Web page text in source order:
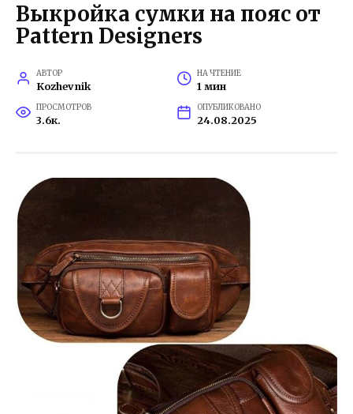
Выкройка сумки на пояс от
Pattern Designers
АВТОР
Kozhevnik
НА ЧТЕНИЕ
1 мин
ПРОСМОТРОВ
3.6к.
ОПУБЛИКОВАНО
24.08.2025